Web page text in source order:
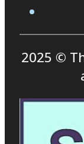
2025 ©